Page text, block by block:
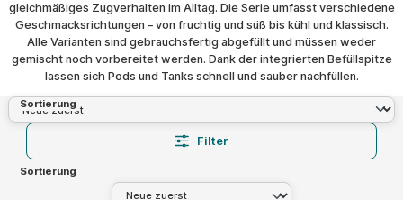
gleichmäßiges Zugverhalten im Alltag. Die Serie umfasst verschiedene
Geschmacksrichtungen – von fruchtig und süß bis kühl und klassisch.
Alle Varianten sind gebrauchsfertig abgefüllt und müssen weder
gemischt noch vorbereitet werden. Dank der integrierten Befüllspitze
lassen sich Pods und Tanks schnell und sauber nachfüllen.
Sortierung
Filter
Sortierung